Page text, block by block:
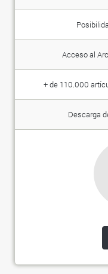
Acceso al
+ de 110.000
Descarga